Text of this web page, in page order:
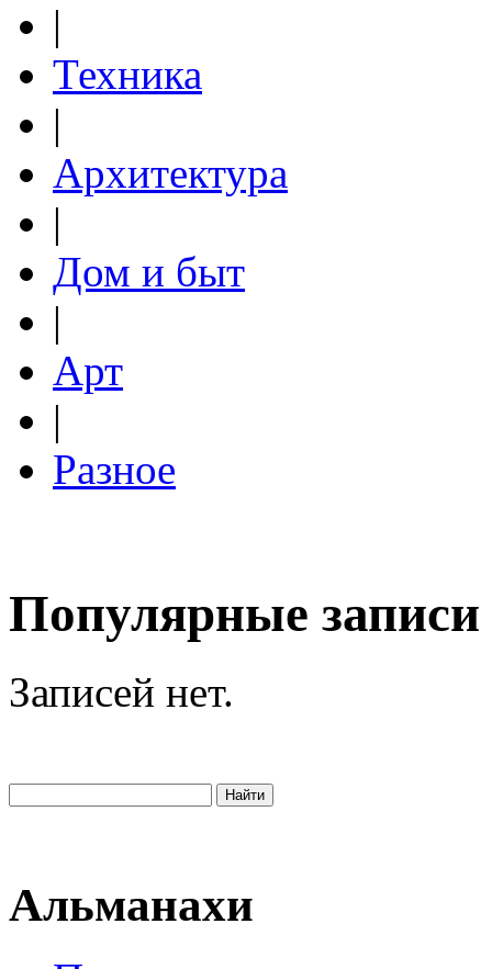
|
Техника
|
Архитектура
|
Дом и быт
|
Арт
|
Разное
Популярные записи
Записей нет.
Альманахи